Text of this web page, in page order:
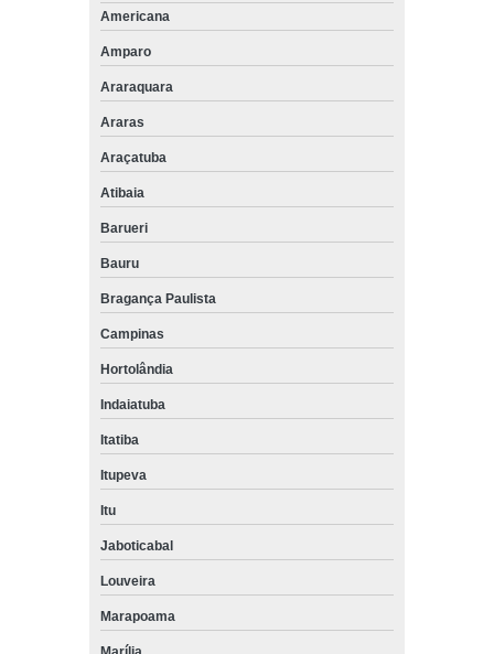
Americana
Amparo
Araraquara
Araras
Araçatuba
Atibaia
Barueri
Bauru
Bragança Paulista
Campinas
Hortolândia
Indaiatuba
Itatiba
Itupeva
Itu
Jaboticabal
Louveira
Marapoama